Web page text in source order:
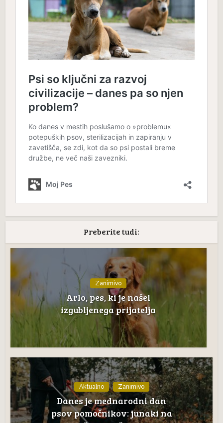
Preberite tudi:
Zanimivo
Arlo, pes, ki je našel
izgubljenega prijatelja
Aktualno Zanimivo
Danes je mednarodni dan
psov pomočnikov: junaki na